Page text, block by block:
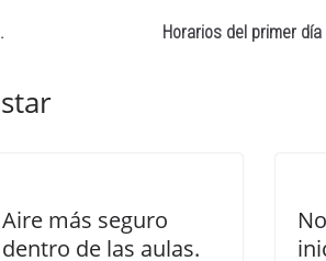
Horarios del primer
Aire más seguro
dentro de las aulas.